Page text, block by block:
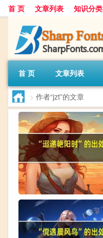
首 页 文章列表 知识分类
首 页 文章列表
> 作者“jzt”的文章